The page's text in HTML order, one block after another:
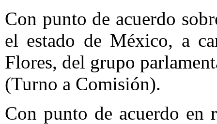
Con punto de acuerdo
el estado de México, a
Flores, del grupo
(Turno a Comisión).
Con punto de acuerdo en